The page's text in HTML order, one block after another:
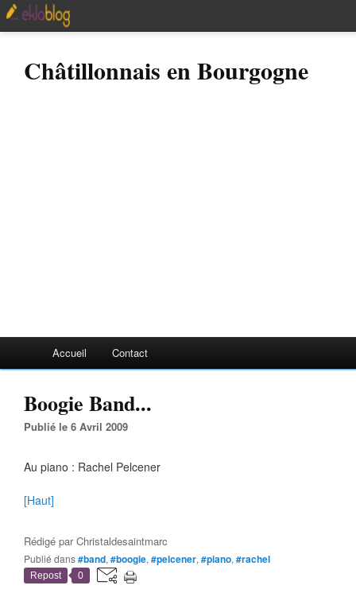
Châtillonnais en Bourgogne
Accueil Contact
Boogie Band...
Publié le 6 Avril 2009
Au piano : Rachel Pelcener
[Haut]
Rédigé parChristaldesaintmarc
Publié dans#band, #boogie, #pelcener, #piano, #rachel
Repost 0